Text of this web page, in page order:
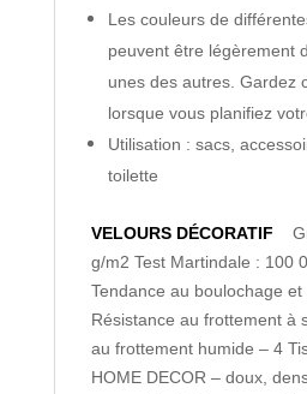
Les couleurs de
peuvent être légèrement
unes des autres. Gardez
lorsque vous planifiez
Utilisation : sacs,
toilette
VELOURS DÉCORATIF
g/m2 Test Martindale : 100
Tendance au boulochage
Résistance au frottement à
au frottement humide – 4
HOME DECOR – doux,